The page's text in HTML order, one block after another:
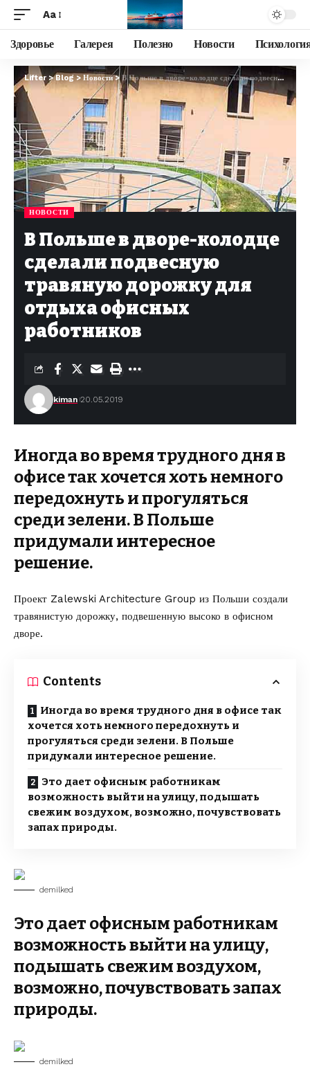
Aa
Здоровье Галерея Полезно Новости
Lifter>Blog>Новости>В Польше в дворе-колодце сделали подвесную травяную дорожку для отдыха офисных работников
НОВОСТИ
В Польше в дворе-колодце
сделали подвесную
травяную дорожку для
отдыха офисных
работников
kiman 20.05.2019
Иногда во время трудного дня в
офисе так хочется хоть немного
передохнуть и прогуляться
среди зелени. В Польше
придумали интересное
решение.
Проект Zalewski Architecture Group из Польши создали
травянистую дорожку, подвешенную высоко в офисном
дворе.
Contents
Иногда во время трудного дня в офисе так
хочется хоть немного передохнуть и
прогуляться среди зелени. В Польше
придумали интересное решение.
Это дает офисным работникам
возможность выйти на улицу, подышать
свежим воздухом, возможно, почувствовать
запах природы.
demilked
Это дает офисным работникам
возможность выйти на улицу,
подышать свежим воздухом,
возможно, почувствовать запах
природы.
demilked